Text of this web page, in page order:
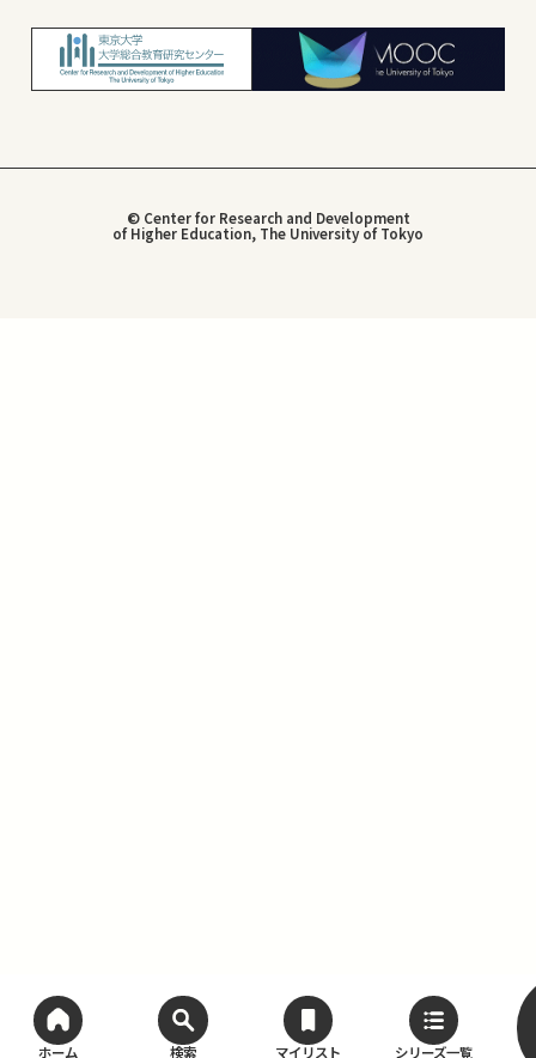
ホーム 検索 マイリスト シリーズ一覧
© Center for Research and Development
of Higher Education, The University of Tokyo